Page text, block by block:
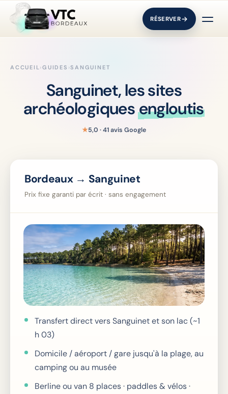
RÉSERVER
ACCUEIL›GUIDES ›SANGUINET
Sanguinet, les sites
archéologiquesengloutis
★5,0 · 41 avis Google
Bordeaux → Sanguinet
Prix fixe garanti par écrit · sans engagement
Transfert direct vers Sanguinet et son lac (~1
h 03)
Domicile / aéroport / gare jusqu'à la plage, au
camping ou au musée
Berline ou van 8 places · paddles & vélos ·